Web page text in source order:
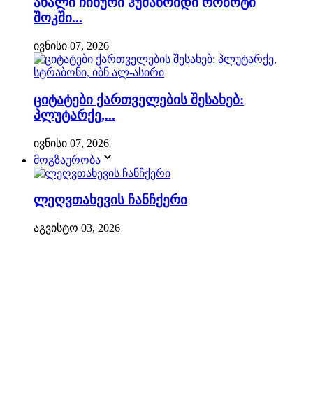
შოკში...
ივნისი 07, 2026
ციტატები ქართველების შესახებ:
პლუტარქე,...
ივნისი 07, 2026
მოგზაურობა
ლეღვთახევის ჩანჩქერი
აგვისტო 03, 2026